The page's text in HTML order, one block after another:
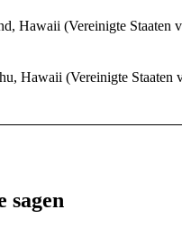
Hawaii (Vereinigte Staaten
Hawaii (Vereinigte Staaten
sagen